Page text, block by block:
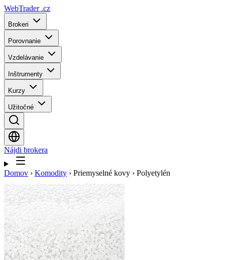
WebTrader .cz
Brokeri
Porovnanie
Vzdelávanie
Inštrumenty
Kurzy
Užitočné
Nájdi brokera
Domov › Komodity › Priemyselné kovy › Polyetylén